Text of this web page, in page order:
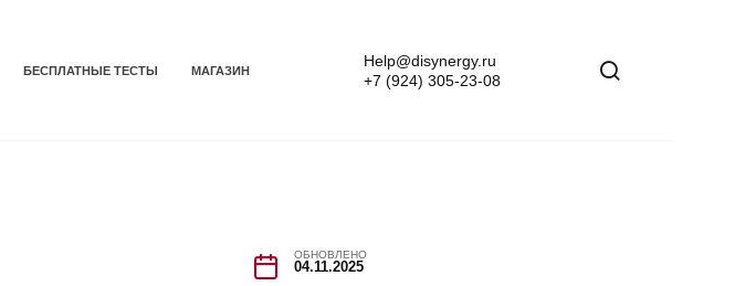
БЕСПЛАТНЫЕ ТЕСТЫ МАГАЗИН
Help@disynergy.ru
+7 (924) 305-23-08
ОБНОВЛЕНО
04.11.2025